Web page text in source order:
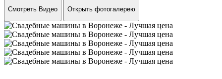
Смотреть Видео Открыть фотогалерею